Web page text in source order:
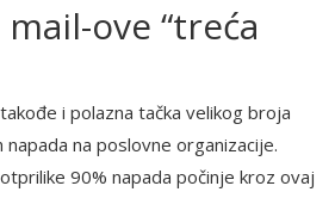
ove “treća
i polazna tačka velikog broja
na poslovne organizacije.
90% napada počinje kroz ovaj